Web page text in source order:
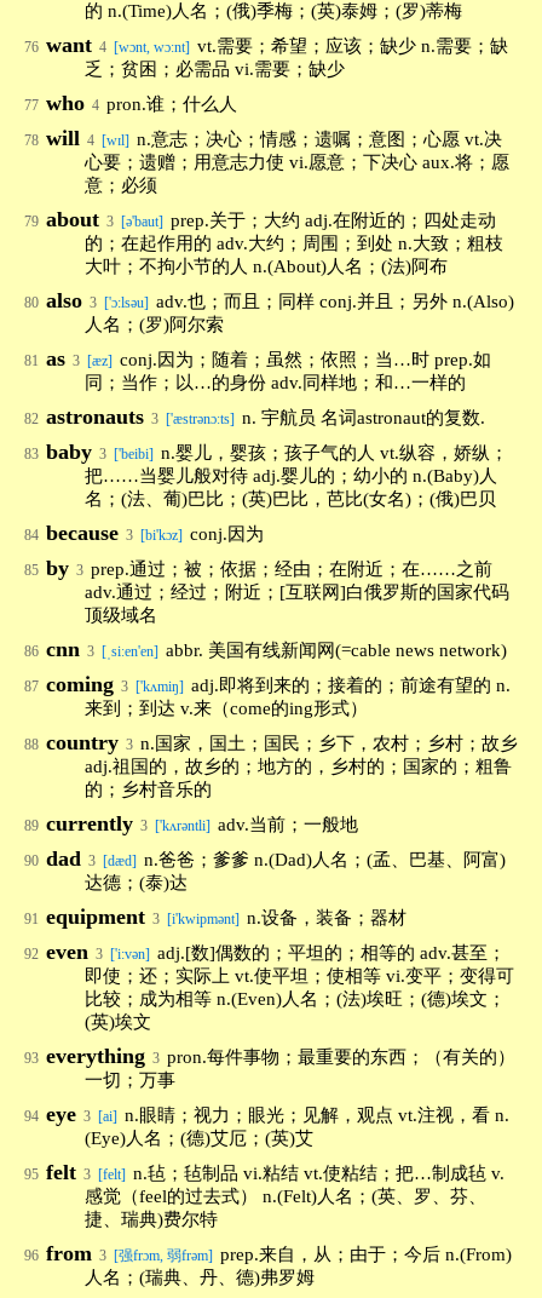
的 n.(Time)人名；(俄)季梅；(英)泰姆；(罗)蒂梅
76 want 4 [wɔnt, wɔ:nt] vt.需要；希望；应该；缺少 n.需要；缺
乏；贫困；必需品 vi.需要；缺少
77 who 4 pron.谁；什么人
78 will 4 [wɪl] n.意志；决心；情感；遗嘱；意图；心愿 vt.决
心要；遗赠；用意志力使 vi.愿意；下决心 aux.将；愿
意；必须
79 about 3 [ə'baut] prep.关于；大约 adj.在附近的；四处走动
的；在起作用的 adv.大约；周围；到处 n.大致；粗枝
大叶；不拘小节的人 n.(About)人名；(法)阿布
80 also 3 ['ɔ:lsəu] adv.也；而且；同样 conj.并且；另外 n.(Also)
人名；(罗)阿尔索
81 as 3 [æz] conj.因为；随着；虽然；依照；当…时 prep.如
同；当作；以…的身份 adv.同样地；和…一样的
82 astronauts 3 ['æstrənɔːts] n. 宇航员 名词astronaut的复数.
83 baby 3 ['beibi] n.婴儿，婴孩；孩子气的人 vt.纵容，娇纵；
把……当婴儿般对待 adj.婴儿的；幼小的 n.(Baby)人
名；(法、葡)巴比；(英)巴比，芭比(女名)；(俄)巴贝
84 because 3 [bi'kɔz] conj.因为
85 by 3 prep.通过；被；依据；经由；在附近；在……之前
adv.通过；经过；附近；[互联网]白俄罗斯的国家代码
顶级域名
86 cnn 3 [ˌsiːen'en] abbr. 美国有线新闻网(=cable news network)
87 coming 3 ['kʌmiŋ] adj.即将到来的；接着的；前途有望的 n.
来到；到达 v.来（come的ing形式）
88 country 3 n.国家，国土；国民；乡下，农村；乡村；故乡
adj.祖国的，故乡的；地方的，乡村的；国家的；粗鲁
的；乡村音乐的
89 currently 3 ['kʌrəntli] adv.当前；一般地
90 dad 3 [dæd] n.爸爸；爹爹 n.(Dad)人名；(孟、巴基、阿富)
达德；(泰)达
91 equipment 3 [i'kwipmənt] n.设备，装备；器材
92 even 3 ['i:vən] adj.[数]偶数的；平坦的；相等的 adv.甚至；
即使；还；实际上 vt.使平坦；使相等 vi.变平；变得可
比较；成为相等 n.(Even)人名；(法)埃旺；(德)埃文；
(英)埃文
93 everything 3 pron.每件事物；最重要的东西；（有关的）
一切；万事
94 eye 3 [ai] n.眼睛；视力；眼光；见解，观点 vt.注视，看 n.
(Eye)人名；(德)艾厄；(英)艾
95 felt 3 [felt] n.毡；毡制品 vi.粘结 vt.使粘结；把…制成毡 v.
感觉（feel的过去式） n.(Felt)人名；(英、罗、芬、
捷、瑞典)费尔特
96 from 3 [强frɔm, 弱frəm] prep.来自，从；由于；今后 n.(From)
人名；(瑞典、丹、德)弗罗姆